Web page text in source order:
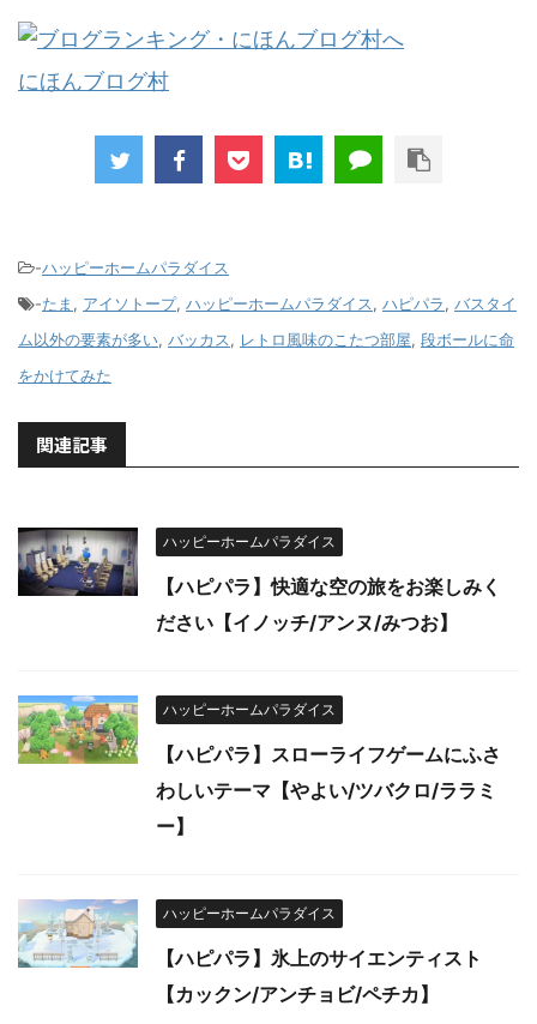
にほんブログ村
-ハッピーホームパラダイス
-たま , アイソトープ, ハッピーホームパラダイス, ハピパラ, バスタイ
ム以外の要素が多い, バッカス, レトロ風味のこたつ部屋, 段ボールに命
をかけてみた
関連記事
ハッピーホームパラダイス
【ハピパラ】快適な空の旅をお楽しみく
ださい【イノッチ/アンヌ/みつお】
ハッピーホームパラダイス
【ハピパラ】スローライフゲームにふさ
わしいテーマ【やよい/ツバクロ/ララミ
ー】
ハッピーホームパラダイス
【ハピパラ】氷上のサイエンティスト
【カックン/アンチョビ/ペチカ】